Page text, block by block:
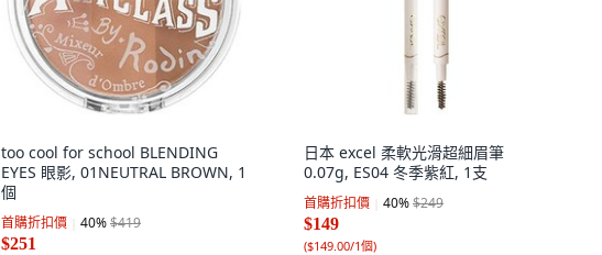
too cool for school BLENDING
EYES 眼影, 01NEUTRAL BROWN, 1
個
首購折扣價 40%$419
$251
日本 excel 柔軟光滑超細眉筆
0.07g, ES04 冬季紫紅, 1支
首購折扣價 40%$249
$149
($149.00/1個)